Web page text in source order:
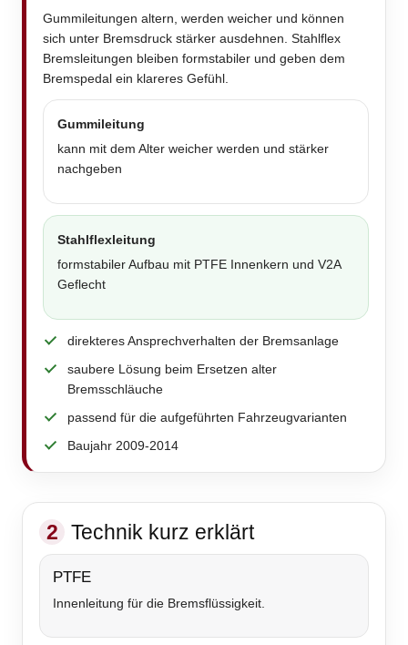
Gummileitungen altern, werden weicher und können
sich unter Bremsdruck stärker ausdehnen. Stahlflex
Bremsleitungen bleiben formstabiler und geben dem
Bremspedal ein klareres Gefühl.
Gummileitung
kann mit dem Alter weicher werden und stärker
nachgeben
Stahlflexleitung
formstabiler Aufbau mit PTFE Innenkern und V2A
Geflecht
direkteres Ansprechverhalten der Bremsanlage
saubere Lösung beim Ersetzen alter
Bremsschläuche
passend für die aufgeführten Fahrzeugvarianten
Baujahr 2009-2014
2 Technik kurz erklärt
PTFE
Innenleitung für die Bremsflüssigkeit.